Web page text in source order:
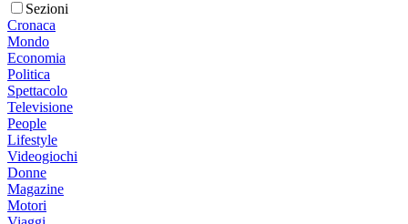
Sezioni
Cronaca
Mondo
Economia
Politica
Spettacolo
Televisione
People
Lifestyle
Videogiochi
Donne
Magazine
Motori